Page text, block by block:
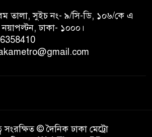
তালা, সুইচ নং- ৯/সি-ডি, ১০৬/কে এ
ঢাকা- ১০০০।
সংরক্ষিত © দৈনিক ঢাকা মেট্রো